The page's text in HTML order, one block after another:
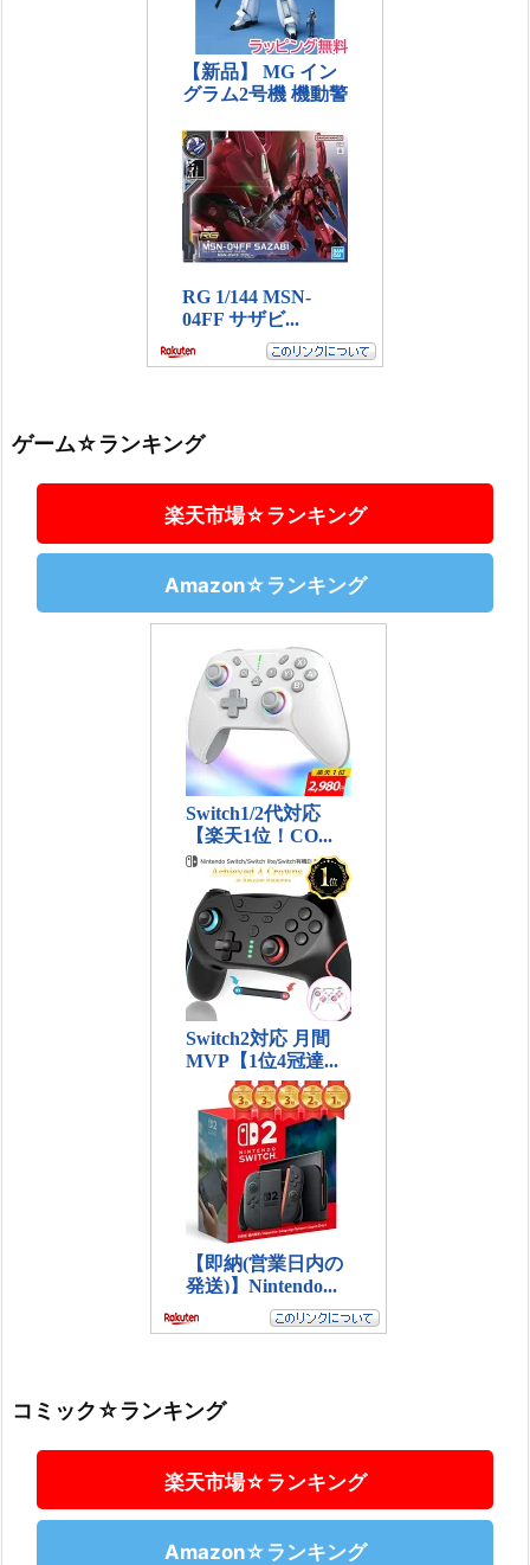
ゲーム☆ランキング
楽天市場☆ランキング
Amazon☆ランキング
コミック☆ランキング
楽天市場☆ランキング
Amazon☆ランキング